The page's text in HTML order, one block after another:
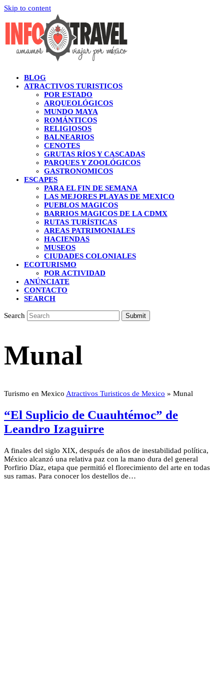
Skip to content
BLOG
ATRACTIVOS TURISTICOS
POR ESTADO
ARQUEOLÓGICOS
MUNDO MAYA
ROMÁNTICOS
RELIGIOSOS
BALNEARIOS
CENOTES
GRUTAS RÍOS Y CASCADAS
PARQUES Y ZOOLÓGICOS
GASTRONOMICOS
ESCAPES
PARA EL FIN DE SEMANA
LAS MEJORES PLAYAS DE MEXICO
PUEBLOS MAGICOS
BARRIOS MAGICOS DE LA CDMX
RUTAS TURÍSTICAS
AREAS PATRIMONIALES
HACIENDAS
MUSEOS
CIUDADES COLONIALES
ECOTURISMO
POR ACTIVIDAD
ANÚNCIATE
CONTACTO
SEARCH
Search Submit
Munal
Turismo en Mexico Atractivos Turisticos de Mexico » Munal
“El Suplicio de Cuauhtémoc” de
Leandro Izaguirre
A finales del siglo XIX, después de años de inestabilidad política,
México alcanzó una relativa paz con la mano dura del general
Porfirio Díaz, etapa que permitió el florecimiento del arte en todas
sus ramas. Para conocer los destellos de…